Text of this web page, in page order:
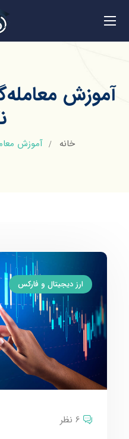
آموزش
خانه آموزش
ارز دیجیتال و فارکس
6 نظر